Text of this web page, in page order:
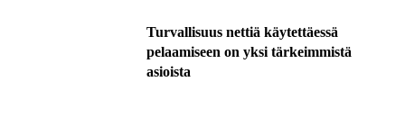
Turvallisuus nettiä käytettäessä
pelaamiseen on yksi tärkeimmistä
asioista